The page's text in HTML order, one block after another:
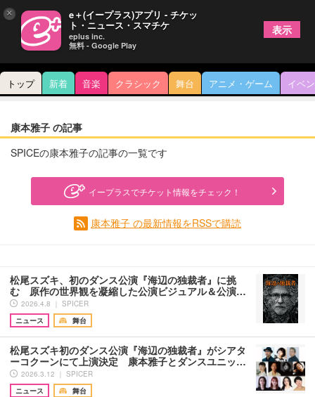
トップ 新着 音楽 クラシック 舞台 アニメ・ゲーム イベ
康本雅子 の記事
SPICEの康本雅子の記事の一覧です
イープラスでチケット情報をチェック！
康本雅子 の最新情報をRSSで購読
松尾スズキ、初のダンス公演『海辺の独裁者』に挑
む 原作の世界観を凝縮した公演ビジュアル＆公演…
2026.4.8 ｜ SPICER
ニュース
舞台
松尾スズキ初のダンス公演『海辺の独裁者』がシアタ
ーコクーンにて上演決定 康本雅子とダンスユニッ…
2026.3.12 ｜ SPICER
ニュース
舞台
× e＋(イープラス)アプリ - チケッ
ト・ニュース・スマチケ
eplus inc.
無料 - Google Play
表示